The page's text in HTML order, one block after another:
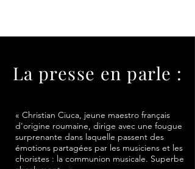
La presse en parle :
« Christian Ciuca, jeune maestro français
d'origine roumaine, dirige avec une fougue
surprenante dans laquelle passent des
émotions partagées par les musiciens et les
choristes : la communion musicale. Superbe